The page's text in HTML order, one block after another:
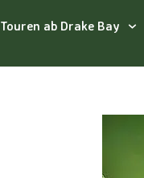
Touren ab Drake Bay